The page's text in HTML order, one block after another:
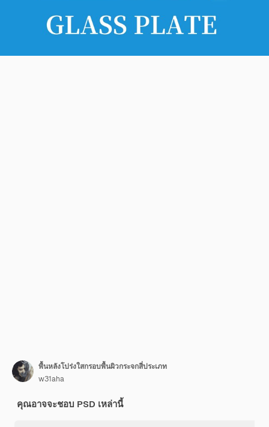
พื้นหลังโปร่งใสกรอบพื้นผิวกระจกสี่ประเภท
w31aha
คุณอาจจะชอบ PSD เหล่านี้